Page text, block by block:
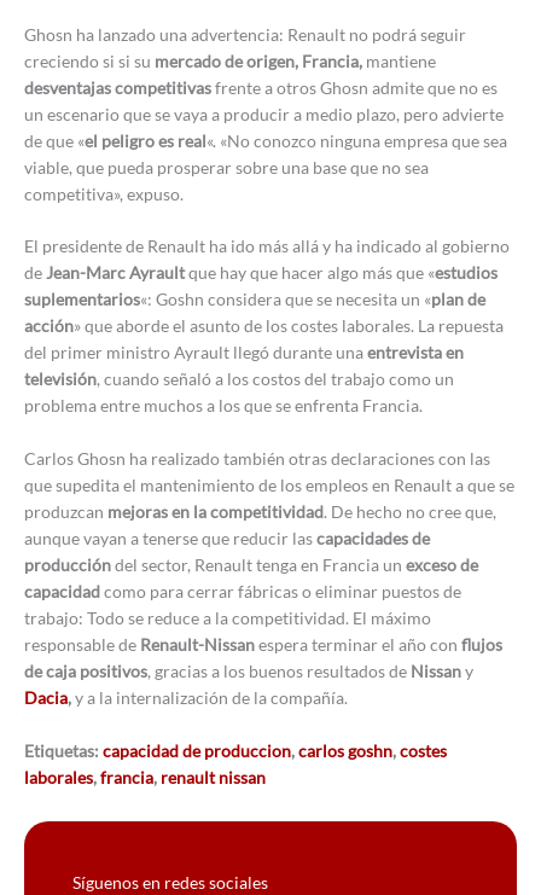
Ghosn ha lanzado una advertencia: Renault no podrá seguir
creciendo si si su mercado de origen, Francia, mantiene
desventajas competitivasfrente a otros Ghosn admite que no es
un escenario que se vaya a producir a medio plazo, pero advierte
de que «el peligro es real«. «No conozco ninguna empresa que sea
viable, que pueda prosperar sobre una base que no sea
competitiva», expuso.
El presidente de Renault ha ido más allá y ha indicado al gobierno
de Jean-Marc Ayraultque hay que hacer algo más que «estudios
suplementarios«: Goshn considera que se necesita un «plan de
acción» que aborde el asunto de los costes laborales. La repuesta
del primer ministro Ayrault llegó durante unaentrevista en
televisión, cuando señaló a los costos del trabajo como un
problema entre muchos a los que se enfrenta Francia.
Carlos Ghosn ha realizado también otras declaraciones con las
que supedita el mantenimiento de los empleos en Renault a que se
produzcan mejoras en la competitividad. De hecho no cree que,
aunque vayan a tenerse que reducir lascapacidades de
produccióndel sector, Renault tenga en Francia un exceso de
capacidadcomo para cerrar fábricas o eliminar puestos de
trabajo: Todo se reduce a la competitividad. El máximo
responsable de Renault-Nissanespera terminar el año con flujos
de caja positivos, gracias a los buenos resultados de Nissany
Dacia,y a la internalización de la compañía.
Etiquetas: capacidad de produccion,carlos goshn,costes
laborales,francia, renault nissan
Síguenos en redes sociales